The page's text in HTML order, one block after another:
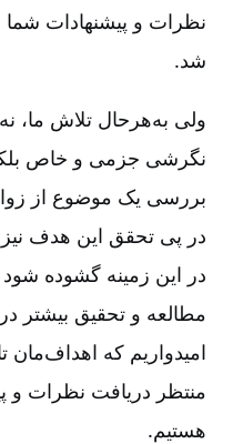
نظرات و پیشنهادات
شد.
ولی به‌هرحال تلاش ما،
نگرشی جزمی و خاص
بررسی یک موضوع از
در پی تحقق این هدف نیز
در این زمینه گشوده
مطالعه و تحقیق بیشتر
امیدواریم که اهداف‌مان
منتظر دریافت نظرات و
هستیم‌.